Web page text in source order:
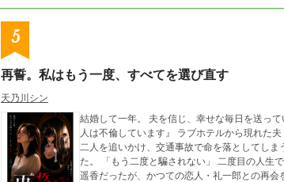
5
再誓。私はもう一度、すべてを選び直す
天乃川シン
結婚して一年。 夫を信じ、幸せな毎日を送っ
人は不倫しています』 ラブホテルから現れた
二人を追いかけ、交通事故で命を落としてし
た。 「もう二度と騙されない」 二度目の人生
遥香だったが、かつての恋人・礼一郎との再